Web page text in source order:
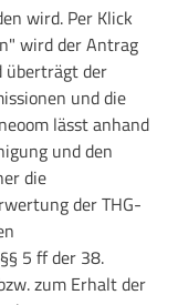
wird. Per Klick
wird der Antrag
überträgt der
und die
lässt anhand
und den
die
der THG-
5 ff der 38.
zum Erhalt der